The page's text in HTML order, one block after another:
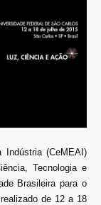
Indústria (CeMEAI)
Tecnologia e
Brasileira para o
de 12 a 18